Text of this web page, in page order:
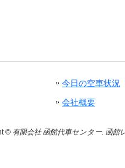
今日の空車状況
会社概要
© 有限会社 函館代車センター. 函館